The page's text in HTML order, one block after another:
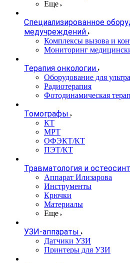
Еще
Специализированное
медучреждений
Комплексы вызова и
Мониторинг
Терапия онкологии
Оборудование для
Радиотерапия
Фотодинамическая
Томографы
КТ
МРТ
ОФЭКТ/КТ
ПЭТ/КТ
Травматология и
Аппарат Илизарова
Инструменты
Крючки
Материалы
Еще
УЗИ-аппараты
Датчики УЗИ
Принтеры для УЗИ